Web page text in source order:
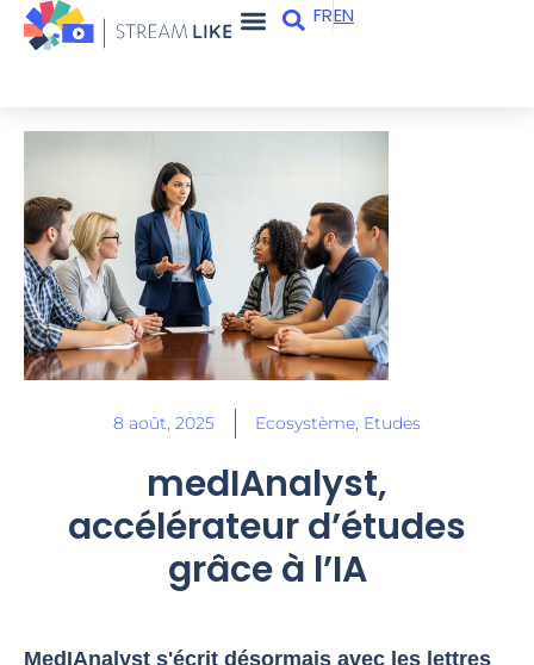
FREN
8 août, 2025 Ecosystème Etudes
medIAnalyst,
accélérateur d’études
grâce à l’IA
MedIAnalyst s'écrit désormais avec les lettres